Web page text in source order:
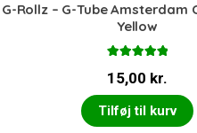
G-Rollz – G-Tube Amsterdam
Yellow
5.00ud af 5
15,00 kr.
Tilføj til kurv